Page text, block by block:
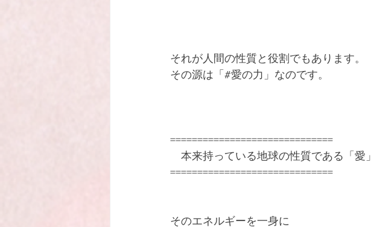
それが人間の性質と役割でもあります。
その源は「#愛の力」なのです。
==============================
本来持っている地球の性質である「愛」
==============================
そのエネルギーを一身に